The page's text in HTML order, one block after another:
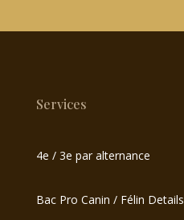
Services
4e / 3e par alternance
Bac Pro Canin / Félin Details